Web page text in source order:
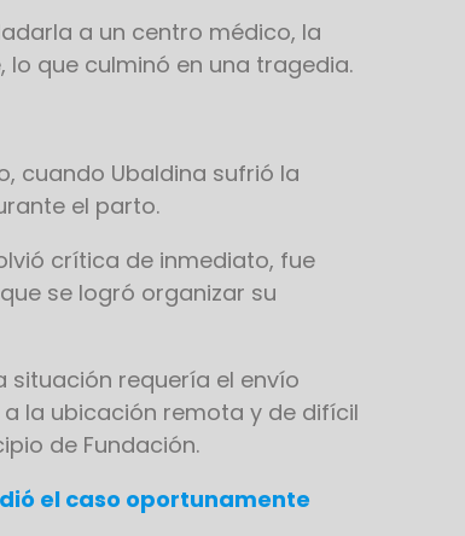
a un centro médico, la
que culminó en una tragedia.
cuando Ubaldina sufrió la
el parto.
crítica de inmediato, fue
se logró organizar su
situación requería el envío
la ubicación remota y de difícil
de Fundación.
el caso oportunamente